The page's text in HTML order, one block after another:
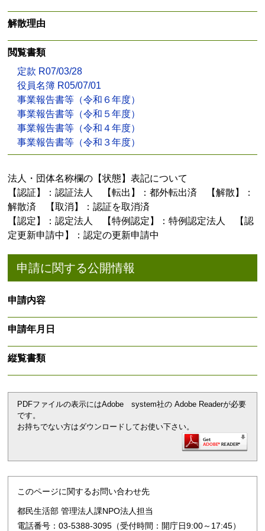
解散理由
閲覧書類
定款 R07/03/28
役員名簿 R05/07/01
事業報告書等（令和６年度）
事業報告書等（令和５年度）
事業報告書等（令和４年度）
事業報告書等（令和３年度）
法人・団体名称欄の【状態】表記について
【認証】：認証法人 【転出】：都外転出済 【解散】：
解散済 【取消】：認証を取消済
【認定】：認定法人 【特例認定】：特例認定法人 【認
定更新申請中】：認定の更新申請中
申請に関する公開情報
申請内容
申請年月日
縦覧書類
PDFファイルの表示にはAdobe system社の Adobe Readerが必要
です。
お持ちでない方はダウンロードしてお使い下さい。
このページに関するお問い合わせ先
都民生活部 管理法人課NPO法人担当
電話番号：03-5388-3095（受付時間：開庁日9:00～17:45）